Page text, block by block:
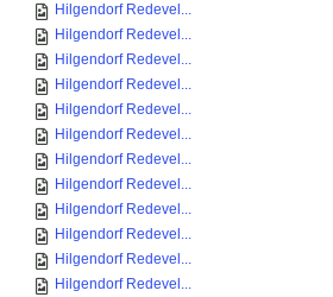
Hilgendorf Redevel...
Hilgendorf Redevel...
Hilgendorf Redevel...
Hilgendorf Redevel...
Hilgendorf Redevel...
Hilgendorf Redevel...
Hilgendorf Redevel...
Hilgendorf Redevel...
Hilgendorf Redevel...
Hilgendorf Redevel...
Hilgendorf Redevel...
Hilgendorf Redevel...